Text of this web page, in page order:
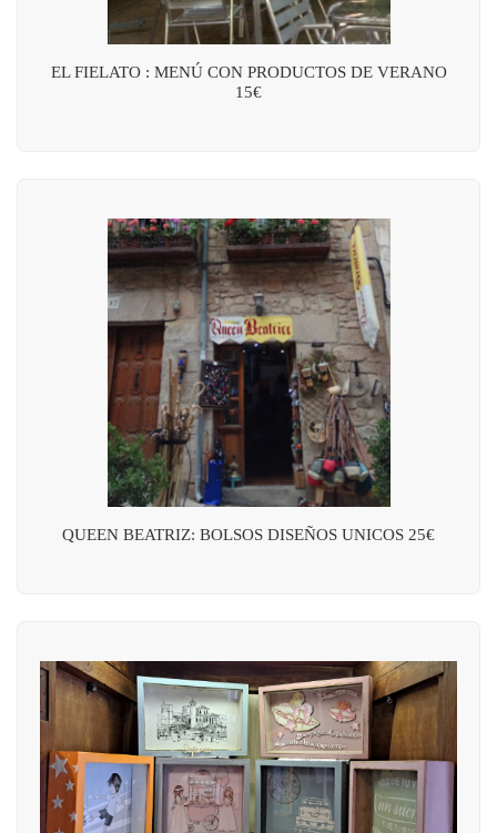
EL FIELATO : MENÚ CON PRODUCTOS DE VERANO
15€
QUEEN BEATRIZ: BOLSOS DISEÑOS UNICOS 25€